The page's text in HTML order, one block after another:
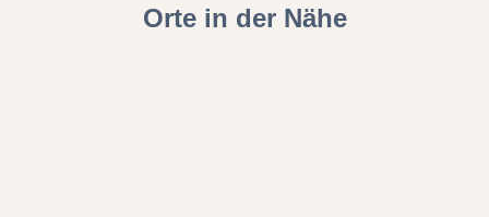
Orte in der Nähe